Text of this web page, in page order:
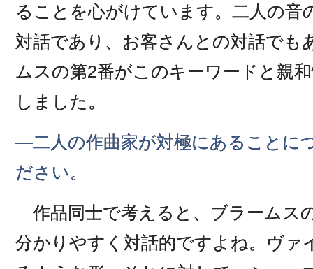
ることを心がけています。二人の音
対話であり、お客さんとの対話でも
ムスの第2番がこのキーワードと親
しました。
―二人の作曲家が対極にあることに
ださい。
作品同士で考えると、ブラームス
分かりやすく対話的ですよね。ヴァ